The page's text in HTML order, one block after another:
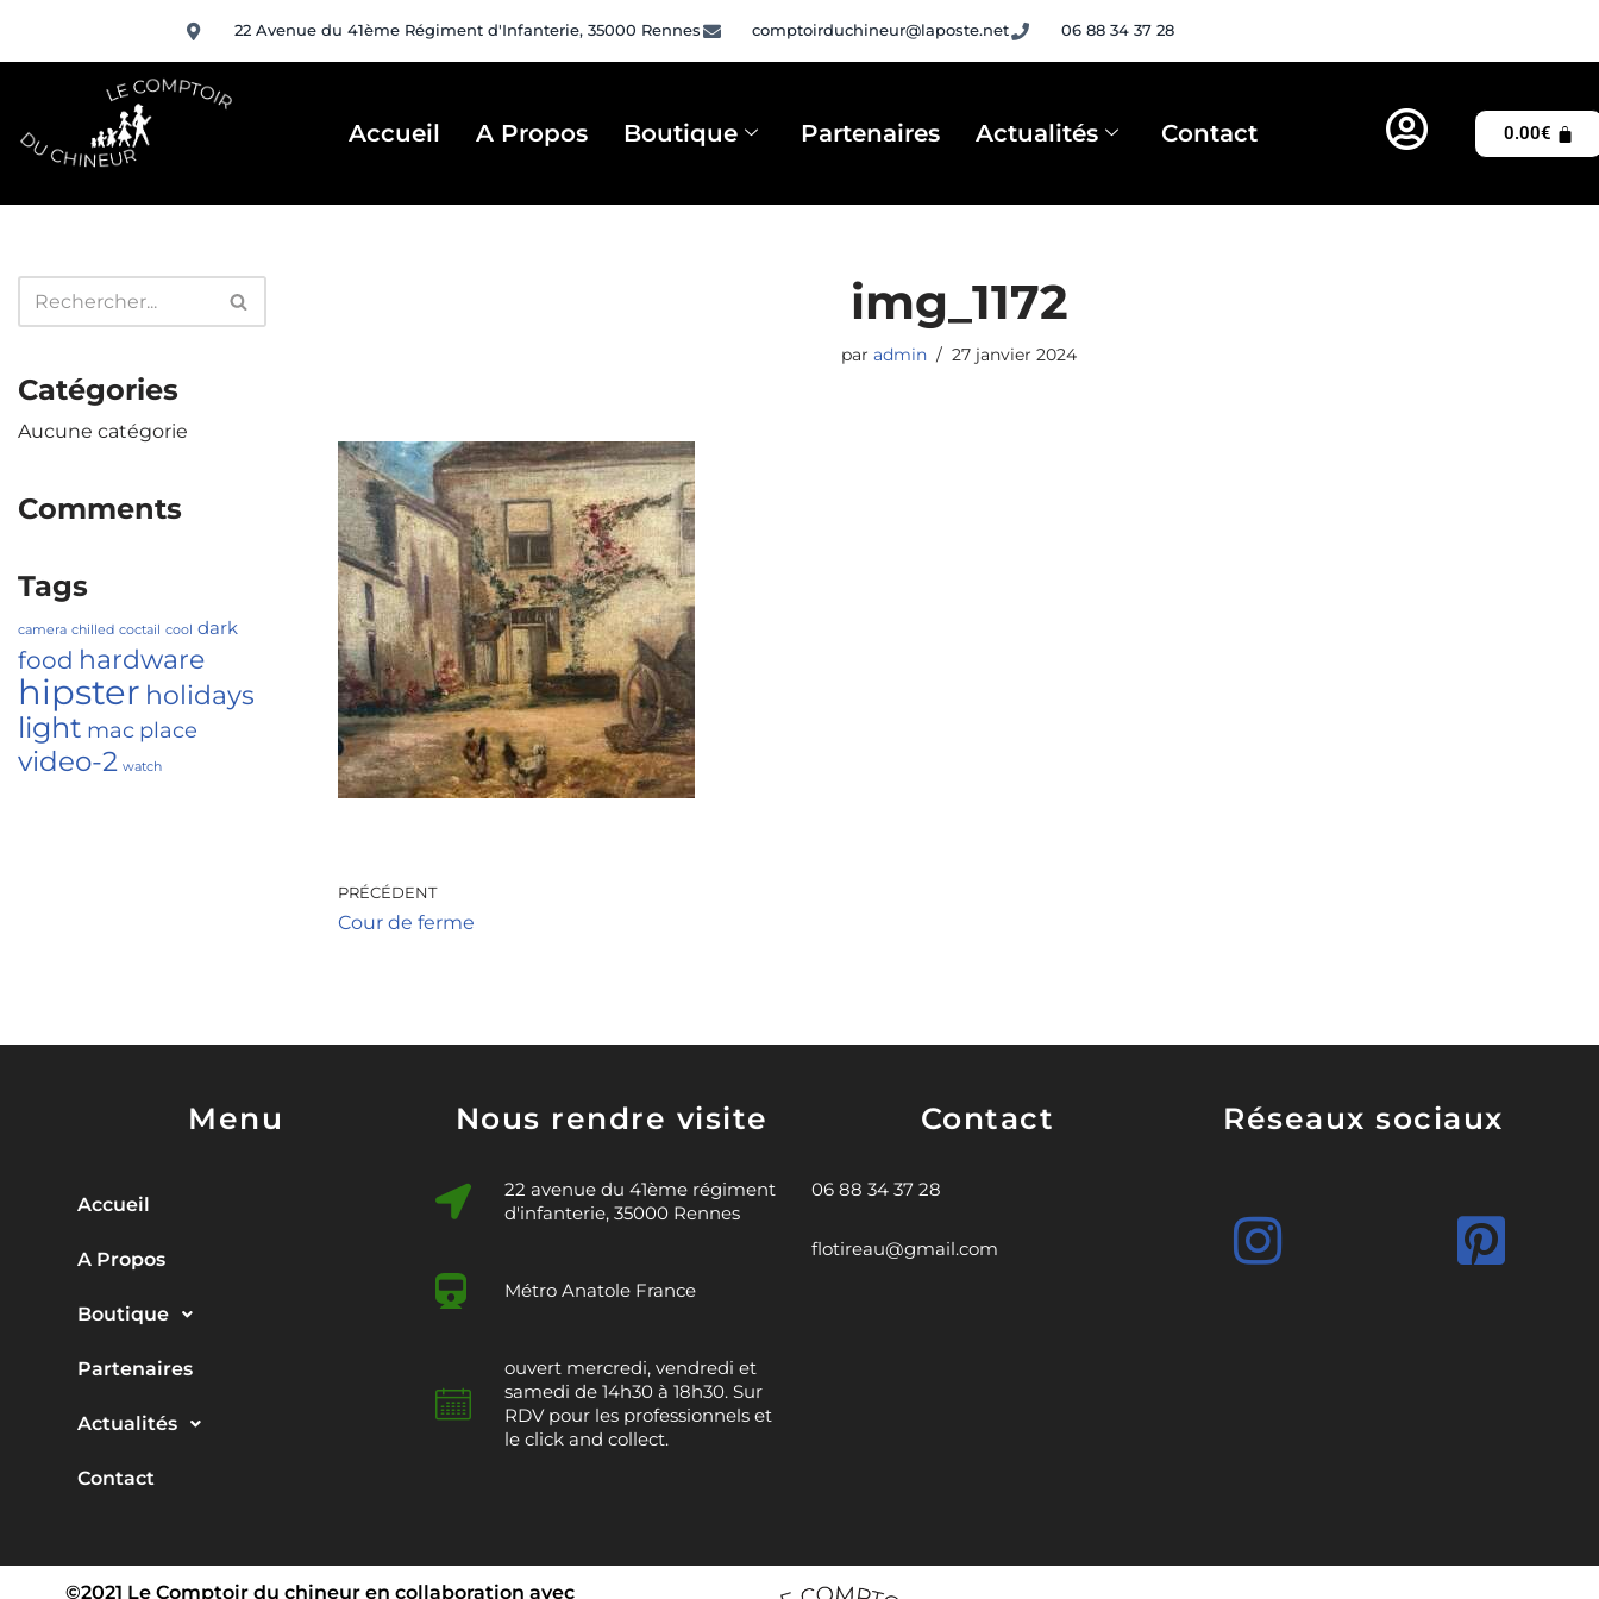
Aller
22 Avenue du 41ème Régiment d'Infanterie, 35000 Rennes comptoirduchineur@laposte.net 06 88 34 37 28
Accueil A Propos Boutique Partenaires Actualités Contact 0.00€
Catégories
Aucune catégorie
Comments
Tags
camera chilled coctail cool dark
food hardware
hipster holidays
light mac place
video-2 watch
img_1172
paradmin 27 janvier 2024
PRÉCÉDENT
Cour de ferme
Menu
Accueil
A Propos
Boutique
Partenaires
Actualités
Contact
Nous rendre visite
22 avenue du 41ème régiment
d'infanterie, 35000 Rennes
Métro Anatole France
ouvert mercredi, vendredi et
samedi de 14h30 à 18h30. Sur
RDV pour les professionnels et
le click and collect.
Contact
06 88 34 37 28
flotireau@gmail.com
Réseaux sociaux
©2021 Le Comptoir du chineur en collaboration avec